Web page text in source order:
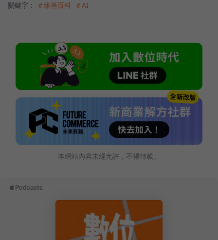
關鍵字： ＃維基百科 ＃AI
本網站內容未經允許，不得轉載。